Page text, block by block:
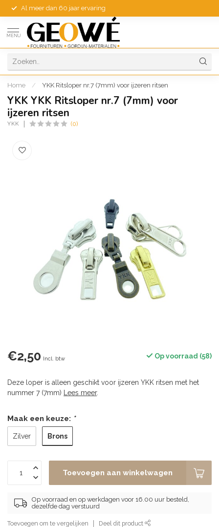
Al meer dan 60 jaar ervaring
MENU
Home / YKK Ritsloper nr.7 (7mm) voor ijzeren ritsen
YKK YKK Ritsloper nr.7 (7mm) voor
ijzeren ritsen
YKK (0)
€2,50 Incl. btw Op voorraad (58)
Deze loper is alleen geschikt voor ijzeren YKK ritsen met het
nummer 7 (7mm)
Lees meer.
Maak een keuze: *
Zilver Brons
Toevoegen aan winkelwagen
Op voorraad en op werkdagen voor 16.00 uur besteld,
dezelfde dag verstuurd
Toevoegen om te vergelijken Deel dit product